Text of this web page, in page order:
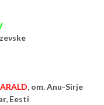
, om.Anu-Sirje
Eesti